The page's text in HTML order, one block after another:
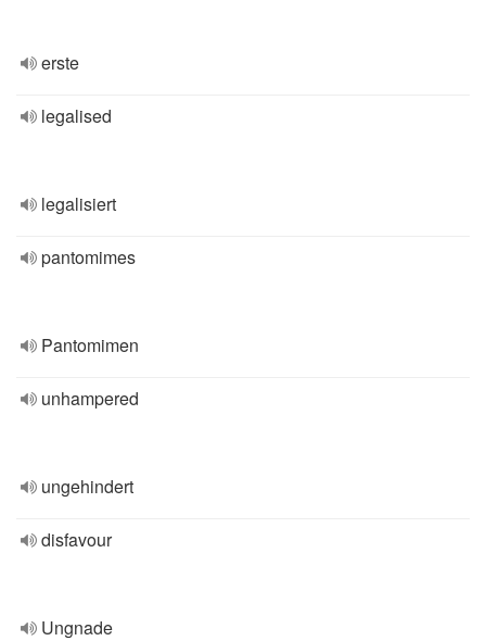
erste
legalised
legalisiert
pantomimes
Pantomimen
unhampered
ungehindert
disfavour
Ungnade